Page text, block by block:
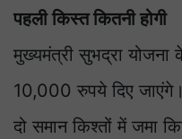
पहली किस्त कितनी होगी
मुख्यमंत्री सुभद्रा योजना
10,000 रुपये दिए
दो समान किश्तों में जमा